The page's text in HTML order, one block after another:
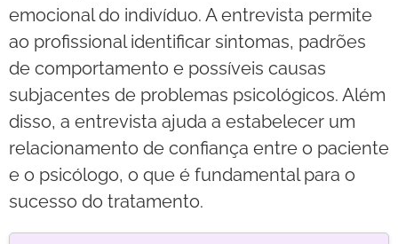
emocional do indivíduo. A entrevista permite
ao profissional identificar sintomas, padrões
de comportamento e possíveis causas
subjacentes de problemas psicológicos. Além
disso, a entrevista ajuda a estabelecer um
relacionamento de confiança entre o paciente
e o psicólogo, o que é fundamental para o
sucesso do tratamento.